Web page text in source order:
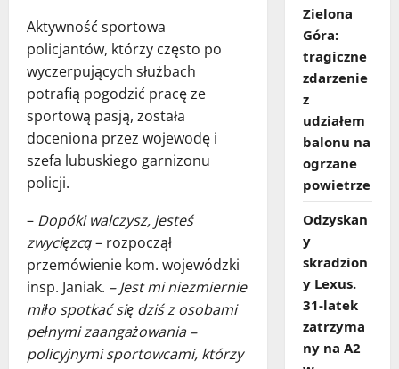
Aktywność sportowa
policjantów, którzy często po
wyczerpujących służbach
potrafią pogodzić pracę ze
sportową pasją, została
doceniona przez wojewodę i
szefa lubuskiego garnizonu
policji.
– Dopóki walczysz, jesteś
zwycięzcą– rozpoczął
przemówienie kom. wojewódzki
insp. Janiak. – Jest mi niezmiernie
miło spotkać się dziś z osobami
pełnymi zaangażowania –
policyjnymi sportowcami, którzy
Zielona
Góra:
tragiczne
zdarzenie
z
udziałem
balonu na
ogrzane
powietrze
Odzyskan
y
skradzion
y Lexus.
31‑latek
zatrzyma
ny na A2